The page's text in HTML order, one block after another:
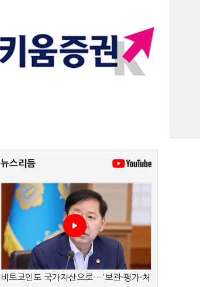
뉴스리듬
비트코인도 국가자산으로…'보관·평가·처